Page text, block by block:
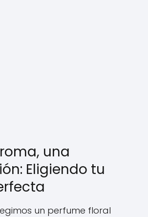
una
Eligiendo tu
un perfume floral